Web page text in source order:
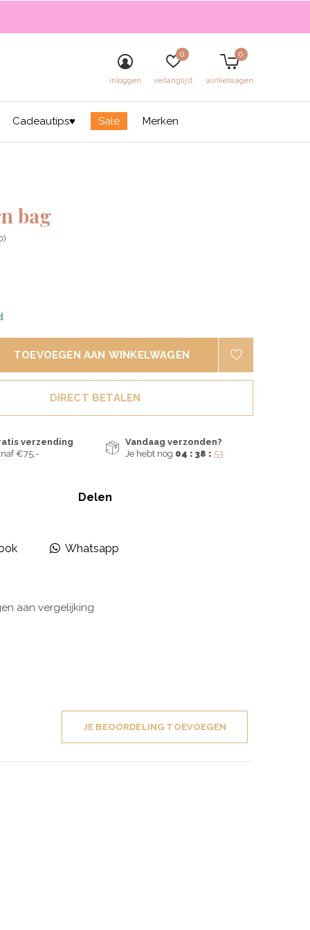
Cadeautips♥ Sale Merken
inloggen verlanglijst
0
winkelwagen
0
bag
TOEVOEGEN AAN WINKELWAGEN
DIRECT BETALEN
verzending
€75,-
Vandaag verzonden?
Je hebt nog 04 : 38 : 52
Delen
Whatsapp
aan vergelijking
JE BEOORDELING TOEVOEGEN